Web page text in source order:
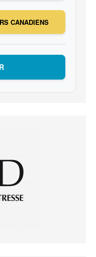
CANADIENS